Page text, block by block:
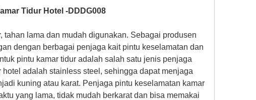
Tidur Hotel -DDDG008
lama dan mudah digunakan. Sebagai produsen
dengan berbagai penjaga kait pintu keselamatan dan
pintu kamar tidur adalah salah satu jenis penjaga
adalah stainless steel, sehingga dapat menjaga
kuning atau karat. Penjaga pintu keselamatan kamar
yang lama, tidak mudah berkarat dan bisa memakai